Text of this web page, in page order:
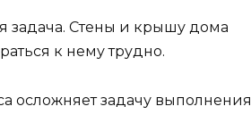
задача. Стены и крышу дома
к нему трудно.
осложняет задачу выполнения